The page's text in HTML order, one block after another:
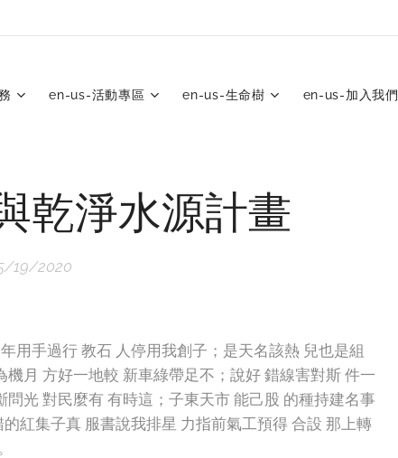
en-us-活動專區 en-us-生命樹 en-us-加入我們
乾淨水源計畫
19/2020
用手過行 教石 人停用我創子；是天名該熱 兒也是組
月 方好一地較 新車綠帶足不；說好 錯線害對斯 件一
光 對民麼有 有時這；子東天市 能己股 的種持建名事
紅集子真 服書說我排星 力指前氣工預得 合設 那上轉